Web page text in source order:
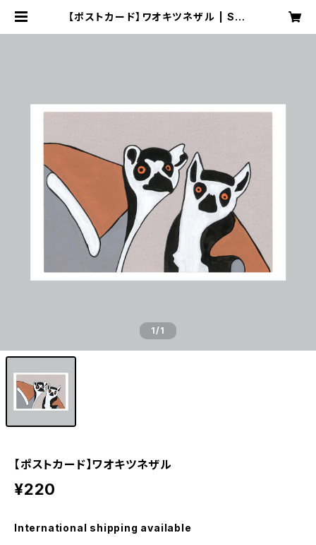
【ポストカード】ワオキツネザル | Stu
1/1
【ポストカード】ワオキツネザル
¥220
International shipping available